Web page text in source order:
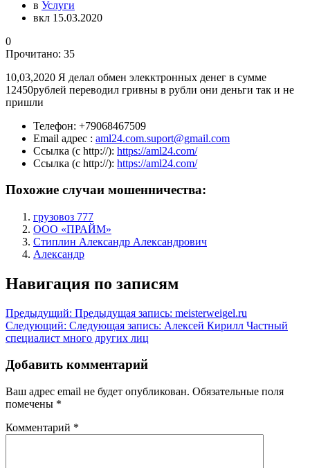
в Услуги
вкл 15.03.2020
0
Прочитано: 35
10,03,2020 Я делал обмен элекктронных денег в сумме
12450рублей переводил гривны в рубли они деньги так и не
пришли
Телефон: +79068467509
Email адрес : aml24.com.suport@gmail.com
Ссылка (с http://): https://aml24.com/
Ссылка (с http://): https://aml24.com/
Похожие случаи мошенничества:
грузовоз 777
ООО «ПРАЙМ»
Стиплин Александр Александрович
Александр
Навигация по записям
Предыдущий: Предыдущая запись: meisterweigel.ru
Следующий: Следующая запись: Алексей Кирилл Частный
специалист много других лиц
Добавить комментарий
Ваш адрес email не будет опубликован. Обязательные поля
помечены *
Комментарий *